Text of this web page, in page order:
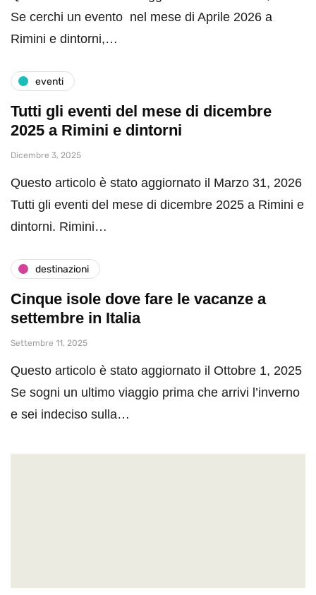
Se cerchi un evento nel mese di Aprile 2026 a
Rimini e dintorni,…
eventi
Tutti gli eventi del mese di dicembre
2025 a Rimini e dintorni
Dicembre 3, 2025
Questo articolo è stato aggiornato il Marzo 31, 2026
Tutti gli eventi del mese di dicembre 2025 a Rimini e
dintorni. Rimini…
destinazioni
Cinque isole dove fare le vacanze a
settembre in Italia
Settembre 11, 2025
Questo articolo è stato aggiornato il Ottobre 1, 2025
Se sogni un ultimo viaggio prima che arrivi l’inverno
e sei indeciso sulla…